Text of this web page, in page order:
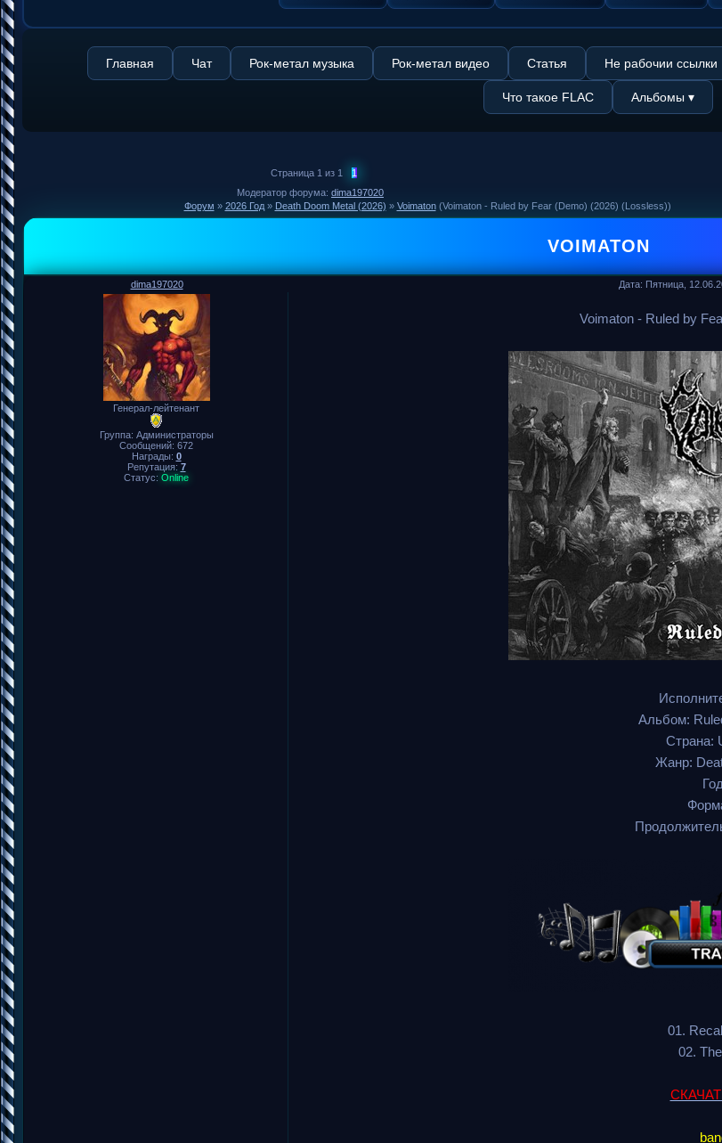
Главная Чат Рок-метал музыка Рок-метал видео Статья Не рабочии ссылки
Что такое FLAC Альбомы ▾
Страница 1 из 1
1
Модератор форума: dima197020
Форум » 2026 Год » Death Doom Metal (2026) » Voimaton (Voimaton - Ruled by Fear (Demo) (2026) (Lossless))
VOIMATON
dima197020 Дата: Пятница,
Генерал-лейтенант
Группа: Администраторы
Сообщений: 672
Награды: 0
Репутация: 7
Статус: Online
Voimaton - Ruled by
Альбом:
Страна:
Жанр:
01.
02.